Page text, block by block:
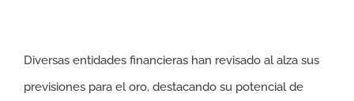
Diversas entidades financieras han revisado al alza sus
previsiones para el oro, destacando su potencial de